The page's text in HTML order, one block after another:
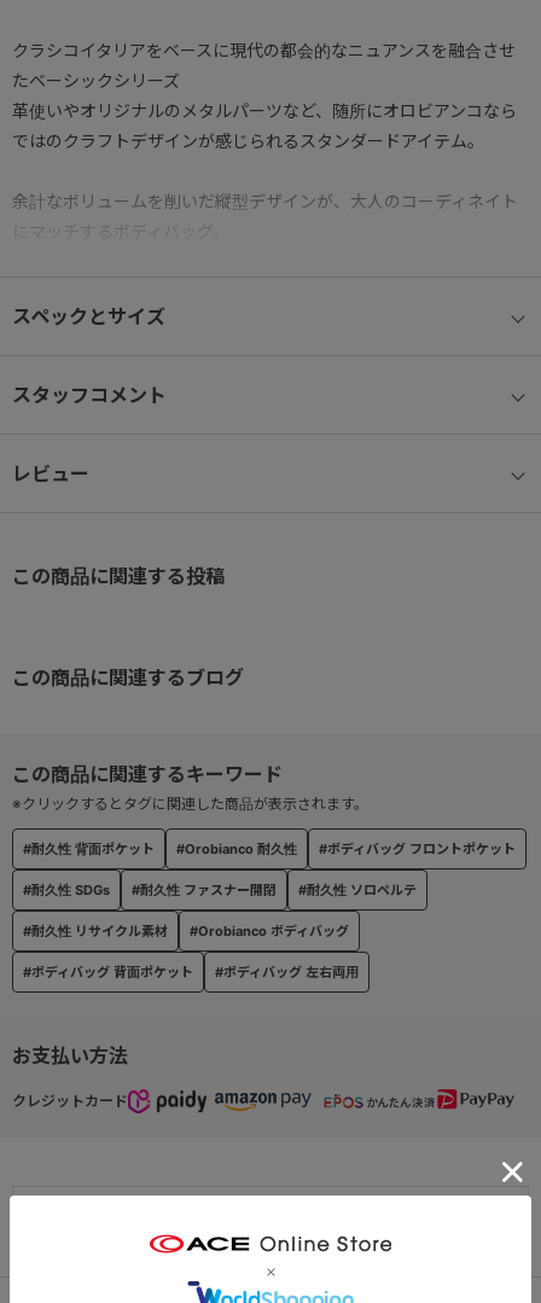
クラシコイタリアをベースに現代の都会的なニュアンスを融合させ
たベーシックシリーズ
革使いやオリジナルのメタルパーツなど、随所にオロビアンコなら
ではのクラフトデザインが感じられるスタンダードアイテム。
余計なボリュームを削いだ縦型デザインが、大人のコーディネイト
にマッチするボディバッグ。
ジが利くため、絶妙なフィット感を得られます。
【特徴】
●付属革：ランダムなナチュラルシボで凹凸の陰影を表現した奥行
●左右両用：ナスカンを付け替えることで、どちらの肩でも背負え
●ユーティリティポケット：小物を収納できる内装ポケット
スペックとサイズ
スタッフコメント
レビュー
お支払い方法
クレジットカード
#耐久性 背面ポケット #Orobianco 耐久性 #ボディバッグ フロントポケット
#耐久性 SDGs #耐久性 ファスナー開閉 #耐久性 ソロペルテ
#耐久性 リサイクル素材 #Orobianco ボディバッグ
#ボディバッグ 背面ポケット #ボディバッグ 左右両用
※クリックするとタグに関連した商品が表示されます。
この商品に関連する投稿
この商品に関連するブログ